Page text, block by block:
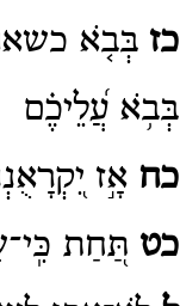
כז בְּבֹ֤א
בְּבֹ֥א עֲ֝לֵיכֶ֗ם
כח אָ֣ז
כט תַּ֭חַת